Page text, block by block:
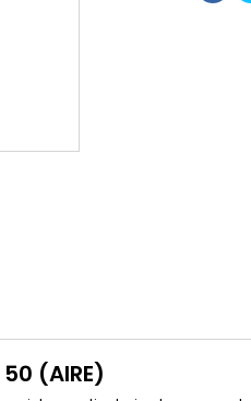
50 (AIRE)